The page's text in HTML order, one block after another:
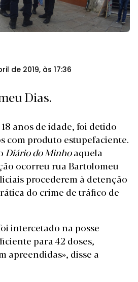
de 2019, às 17:36
Dias.
anos de idade, foi detido
com produto estupefaciente.
Diário do Minhoaquela
ocorreu rua Bartolomeu
procederem à detenção
do crime de tráfico de
intercetado na posse
para 42 doses,
apreendidas», disse a